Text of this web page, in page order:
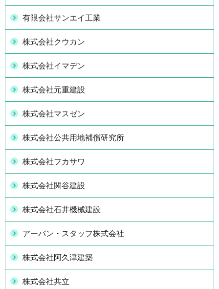
有限会社サンエイ工業
株式会社クウカン
株式会社イマデン
株式会社元重建設
株式会社マスゼン
株式会社公共用地補償研究所
株式会社フカサワ
株式会社関谷建設
株式会社石井機械建設
アーバン・スタッフ株式会社
株式会社阿久津建築
株式会社共立